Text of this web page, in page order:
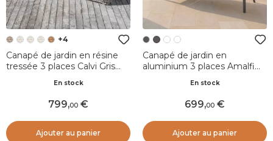
+4
Canapé de jardin en résine
tressée 3 places Calvi Gris
En stock
799,00
Ajouter au panier
Canapé de jardin en
aluminium 3 places Amalfi
En stock
699,00
Ajouter au panier